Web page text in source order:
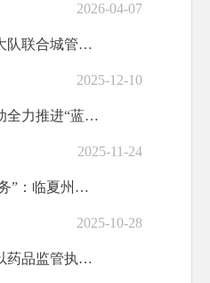
2026-04-07
临夏县公安局交管大队联合城管部门开展道路环境集中整治行动
2025-12-10
临夏县：多部门联动全力推进“蓝天守护战”
2025-11-24
“软措施”助推“硬任务”：临夏州生态环境执法实践大气污染防治新路径
2025-10-28
临夏州市场监管局以药品监管执法成效保障人民群众用药安全